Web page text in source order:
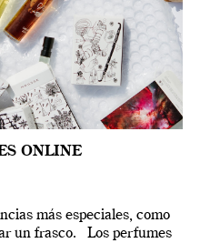
ONLINE
más especiales, como
un frasco. Los perfumes